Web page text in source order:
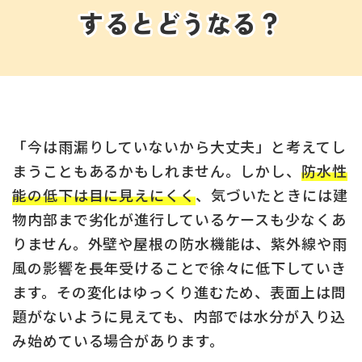
するとどうなる？
「今は雨漏りしていないから大丈夫」と考えてし
まうこともあるかもしれません。しかし、防水性
能の低下は目に見えにくく、気づいたときには建
物内部まで劣化が進行しているケースも少なくあ
りません。外壁や屋根の防水機能は、紫外線や雨
風の影響を長年受けることで徐々に低下していき
ます。その変化はゆっくり進むため、表面上は問
題がないように見えても、内部では水分が入り込
み始めている場合があります。